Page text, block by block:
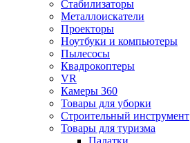
Стабилизаторы
Металлоискатели
Проекторы
Ноутбуки и компьютеры
Пылесосы
Квадрокоптеры
VR
Камеры 360
Товары для уборки
Строительный инструмент
Товары для туризма